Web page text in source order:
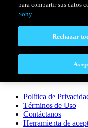
LEGAL
Política de
Términos de Uso
Contáctanos
Herramienta de
para compartir sus datos
Sony.
Rechazar